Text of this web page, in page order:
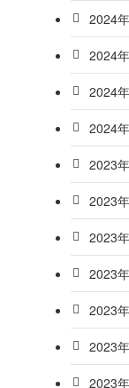
2024
2024
2024
2024
2023
2023
2023
2023
2023
2023
2023